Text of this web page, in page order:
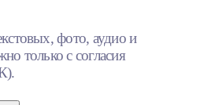
фото, аудио и
только с согласия